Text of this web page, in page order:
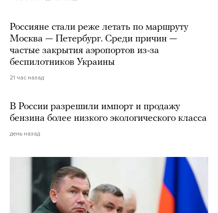
Россияне стали реже летать по маршруту
Москва — Петербург. Среди причин —
частые закрытия аэропортов из-за
беспилотников Украины
21 час назад
В России разрешили импорт и продажу
бензина более низкого экологического класса
день назад